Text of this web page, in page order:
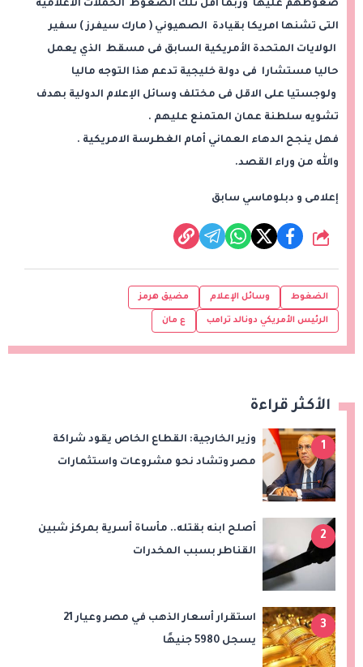
ضغوطهم عليها وربما اقل تلك الضغوط الحملات الاعلامية
التى تشنها امريكا بقيادة الصهيوني ( مارك سيفرز ) سفير
الولايات المتحدة الأمريكية السابق فى مسقط الذي يعمل
حاليا مستشارا فى دولة خليجية تدعم هذا التوجه ماليا
ولوجستيا على الاقل فى مختلف وسائل الإعلام الدولية بهدف
تشويه سلطنة عمان المتمنع عليهم .
فهل ينجح الدهاء العماني أمام الغطرسة الامريكية .
والله من وراء القصد.
إعلامى و دبلوماسي سابق
شارك
الضغوط وسائل الإعلام مضيق هرمز
الرئيس الأمريكي دونالد ترامب ع مان
الأكثر قراءة
1
وزير الخارجية: القطاع الخاص يقود شراكة
مصر وتشاد نحو مشروعات واستثمارات
2
أصلح ابنه بقتله.. مأساة أسرية بمركز شبين
القناطر بسبب المخدرات
3
استقرار أسعار الذهب في مصر وعيار 21
يسجل 5980 جنيهًا